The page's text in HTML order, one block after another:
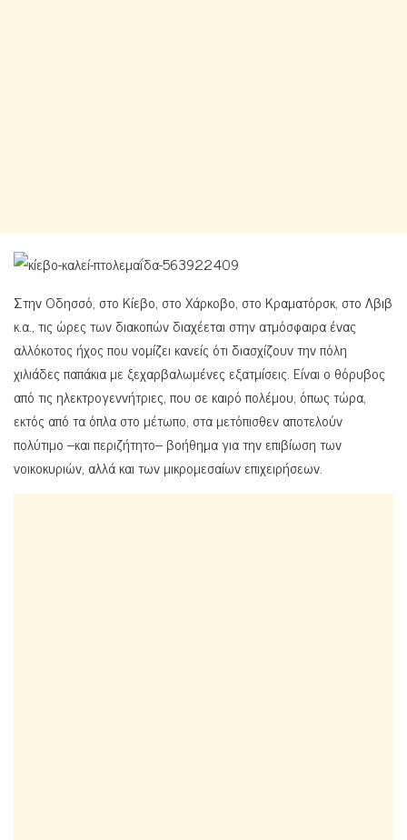
Στην Οδησσό, στο Κίεβο, στο Χάρκοβο, στο Κραματόρσκ, στο Λβιβ
κ.α., τις ώρες των διακοπών διαχέεται στην ατμόσφαιρα ένας
αλλόκοτος ήχος που νομίζει κανείς ότι διασχίζουν την πόλη
χιλιάδες παπάκια με ξεχαρβαλωμένες εξατμίσεις. Είναι ο θόρυβος
από τις ηλεκτρογεννήτριες, που σε καιρό πολέμου, όπως τώρα,
εκτός από τα όπλα στο μέτωπο, στα μετόπισθεν αποτελούν
πολύτιμο –και περιζήτητο– βοήθημα για την επιβίωση των
νοικοκυριών, αλλά και των μικρομεσαίων επιχειρήσεων.